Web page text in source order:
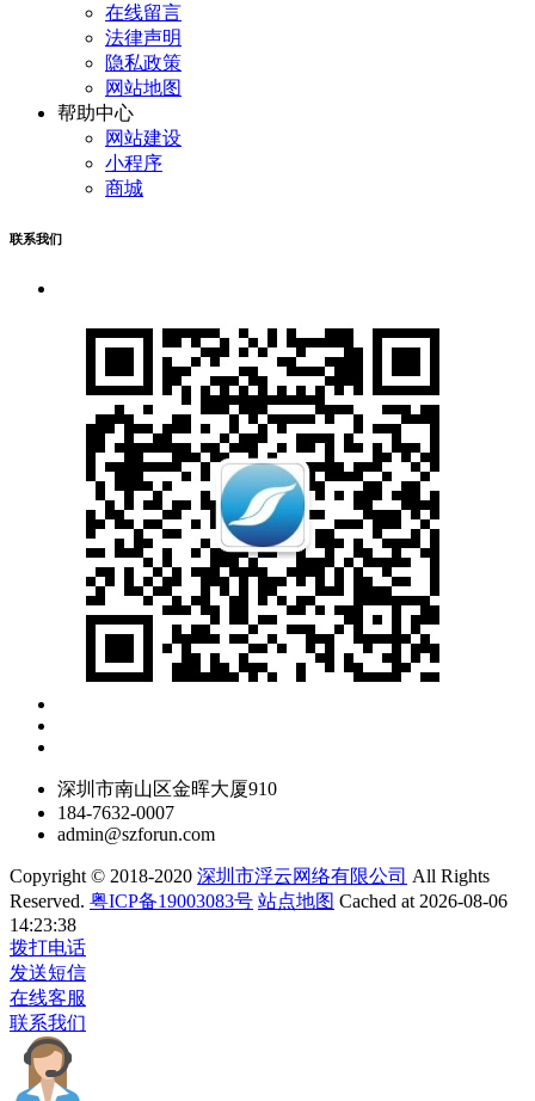
在线留言
法律声明
隐私政策
网站地图
帮助中心
网站建设
小程序
商城
联系我们
深圳市南山区金晖大厦910
184-7632-0007
admin@szforun.com
Copyright © 2018-2020 深圳市浮云网络有限公司 All Rights
Reserved. 粤ICP备19003083号 站点地图 Cached at 2026-08-06
14:23:38
拨打电话
发送短信
在线客服
联系我们